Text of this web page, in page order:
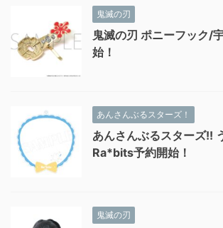
鬼滅の刃
鬼滅の刃 ポニーフック/
始！
あんさんぶるスターズ！
あんさんぶるスターズ!!
Ra*bits予約開始！
鬼滅の刃